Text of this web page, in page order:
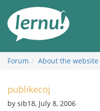
the
content
Forum About the website
publikecoj
by sib18, July 8, 2006